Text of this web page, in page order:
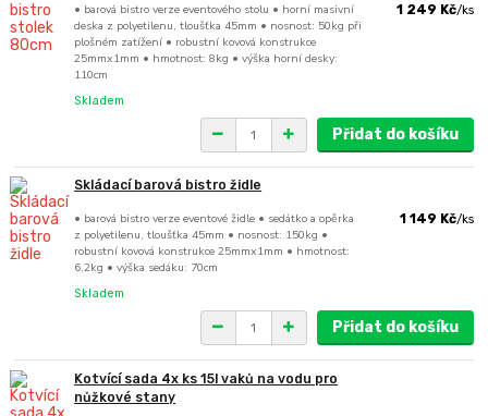
• barová bistro verze eventového stolu • horní masivní
deska z polyetilenu, tloušťka 45mm • nosnost: 50kg při
plošném zatížení • robustní kovová konstrukce
25mmx1mm • hmotnost: 8kg • výška horní desky:
110cm
1 249 Kč/ks
Skladem
Přidat do košíku
Skládací barová bistro židle
• barová bistro verze eventové židle • sedátko a opěrka
z polyetilenu, tloušťka 45mm • nosnost: 150kg •
robustní kovová konstrukce 25mmx1mm • hmotnost:
6,2kg • výška sedáku: 70cm
1 149 Kč/ks
Skladem
Přidat do košíku
Kotvící sada 4x ks 15l vaků na vodu pro
nůžkové stany